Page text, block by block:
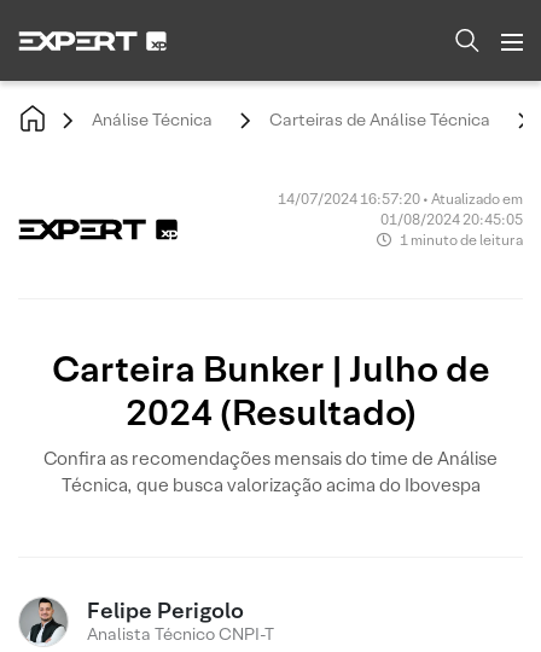
Análise Técnica Carteiras de Análise Técnica
14/07/2024 16:57:20 • Atualizado em
01/08/2024 20:45:05
1 minuto de leitura
Carteira Bunker | Julho de
2024 (Resultado)
Confira as recomendações mensais do time de Análise
Técnica, que busca valorização acima do Ibovespa
Felipe Perigolo
Analista Técnico CNPI-T